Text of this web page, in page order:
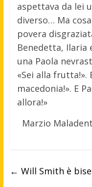
aspettava da lei
diverso… Ma
povera
Benedetta,
una Paola
«Sei alla frutta!».
macedonia!». E
allora!»
Marzio
← Will Smith è